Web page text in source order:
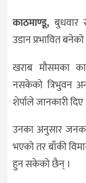
काठमाण्डू, बुधवार
उडान प्रभावित
खराब मौसमका
नसकेको त्रिभुवन
शेर्पाले जानकारी दिए
उनका अनुसार
भएको तर बाँकी
हुन सकेको छैन् ।